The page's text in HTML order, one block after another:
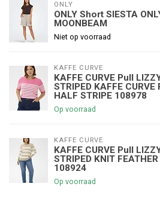
ONLY
ONLY Short SIESTA
MOONBEAM
Niet op voorraad
KAFFE CURVE
KAFFE CURVE Pull
STRIPED KAFFE CURVE
HALF STRIPE 108978
Op voorraad
KAFFE CURVE
KAFFE CURVE Pull
STRIPED KNIT
108924
Op voorraad
€5,00 korting op je